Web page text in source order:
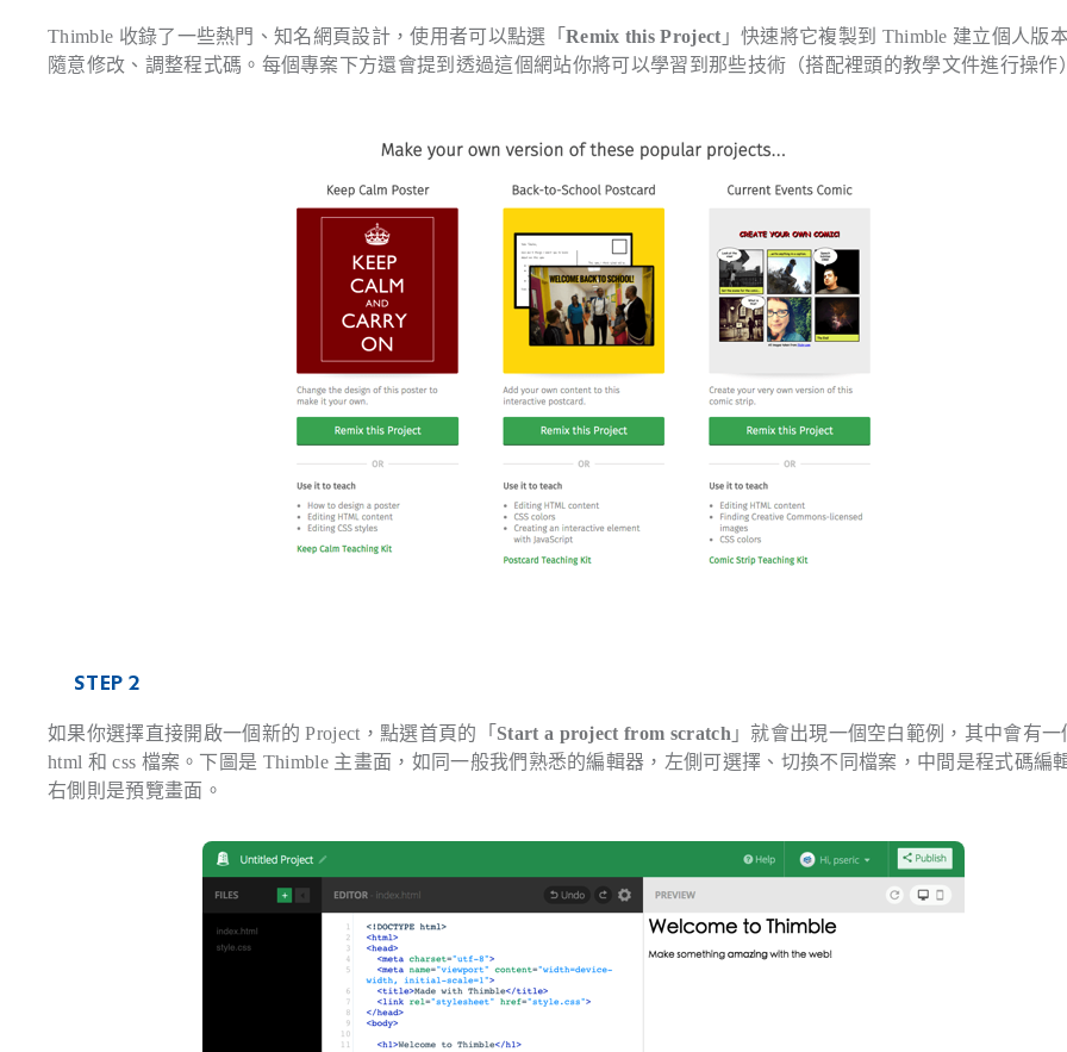
Thimble 收錄了一些熱門、知名網頁設計，使用者可以點選「 Remix this Project 」快速將它複製到 Thimble 建立個人版
隨意修改、調整程式碼。每個專案下方還會提到透過這個網站你將可以學習到那些技術（搭配裡頭的教學文件進行操作
STEP 2
如果你選擇直接開啟一個新的 Project，點選首頁的「 Start a project from scratch 」就會出現一個空白範例，其中會有一
html 和 css 檔案。下圖是 Thimble 主畫面，如同一般我們熟悉的編輯器，左側可選擇、切換不同檔案，中間是程式碼編
右側則是預覽畫面。